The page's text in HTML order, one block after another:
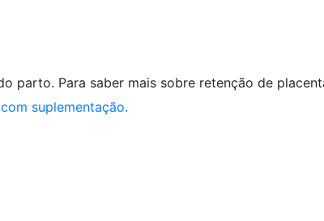
parto. Para saber mais sobre retenção de
suplementação.